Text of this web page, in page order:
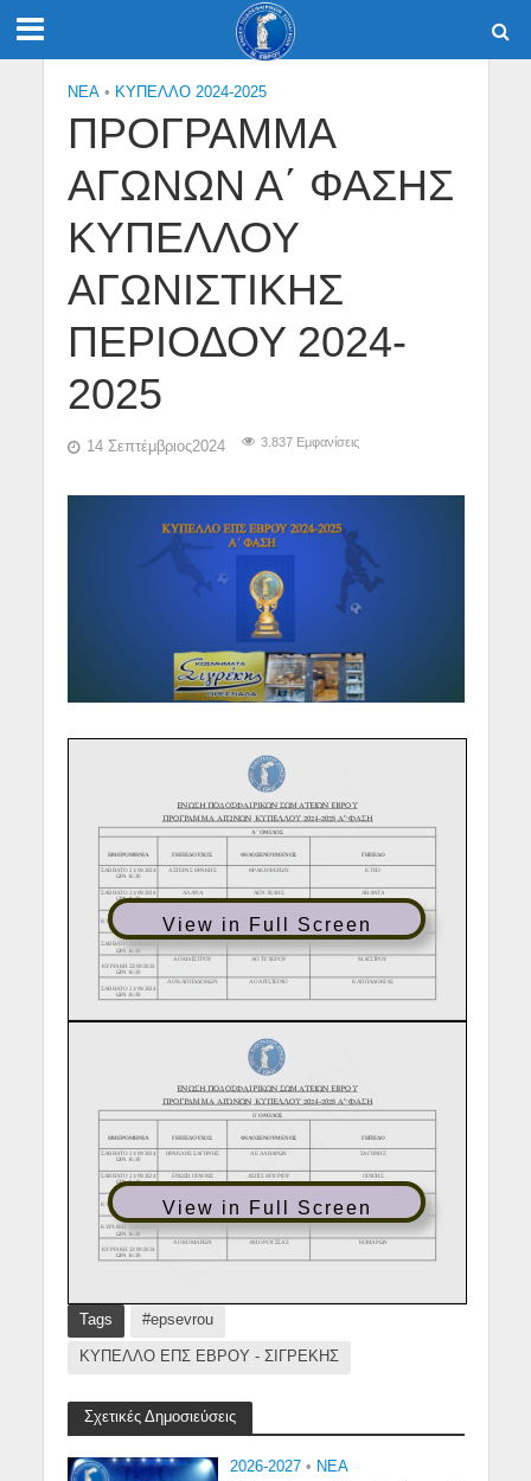
NEA • ΚΥΠΕΛΛΟ 2024-2025
ΠΡΟΓΡΑΜΜΑ
ΑΓΩΝΩΝ Α΄ ΦΑΣΗΣ
ΚΥΠΕΛΛΟΥ
ΑΓΩΝΙΣΤΙΚΗΣ
ΠΕΡΙΟΔΟΥ 2024-
2025
14 Σεπτέμβριος2024 3.837 Εμφανίσεις
View in Full Screen
View in Full Screen
Tags #epsevrou
ΚΥΠΕΛΛΟ ΕΠΣ ΕΒΡΟΥ - ΣΙΓΡΕΚΗΣ
Σχετικές Δημοσιεύσεις
2026-2027 • NEA